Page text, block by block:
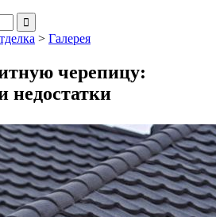
> Галерея
черепицу:
недостатки